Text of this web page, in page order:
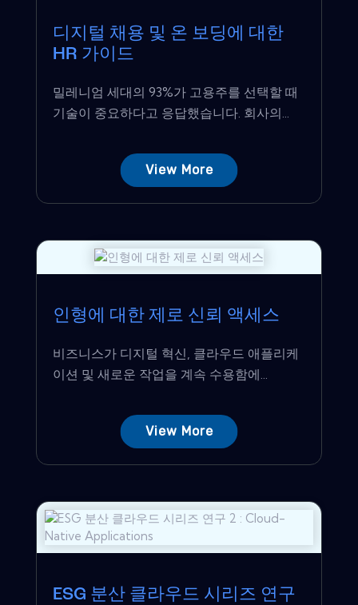
디지털 채용 및 온 보딩에 대한
HR 가이드
밀레니엄 세대의 93%가 고용주를 선택할 때
기술이 중요하다고 응답했습니다. 회사의...
View More
인형에 대한 제로 신뢰 액세스
비즈니스가 디지털 혁신, 클라우드 애플리케
이션 및 새로운 작업을 계속 수용함에...
View More
ESG 분산 클라우드 시리즈 연구